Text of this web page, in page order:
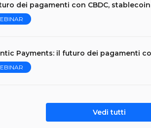
dei pagamenti con CBDC,
Payments: il futuro dei pagamenti
Vedi tutti